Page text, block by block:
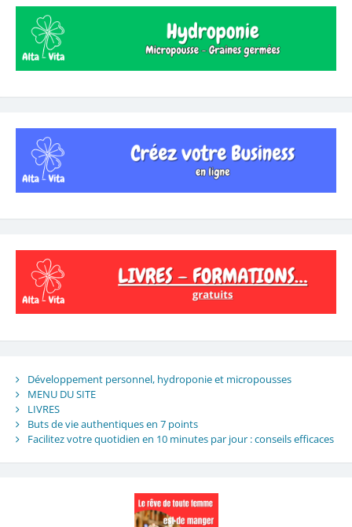
Développement personnel, hydroponie et micropousses
MENU DU SITE
LIVRES
Buts de vie authentiques en 7 points
Facilitez votre quotidien en 10 minutes par jour : conseils efficaces